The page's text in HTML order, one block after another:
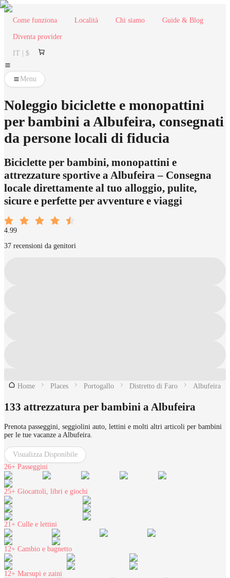
Come funziona Località Chi siamo Guide & Blog
Diventa provider
IT | $
Menu
Noleggio biciclette e monopattini
per bambini a Albufeira, consegnati
da persone locali di fiducia
Biciclette per bambini, monopattini e
attrezzature sportive a Albufeira – Consegna
locale direttamente al tuo alloggio, pulite,
sicure e perfette per avventure e viaggi
4.99
37 recensioni da genitori
Home Places Portogallo Distretto di Faro Albufeira
133 attrezzatura per bambini a Albufeira
Prenota passeggini, seggiolini auto, lettini e molti altri articoli per bambini
per le tue vacanze a Albufeira.
Visualizza Disponibile
26+ Passeggini
25+ Giocattoli, libri e giochi
21+ Culle e lettini
12+ Cambio e bagnetto
12+ Marsupi e zaini